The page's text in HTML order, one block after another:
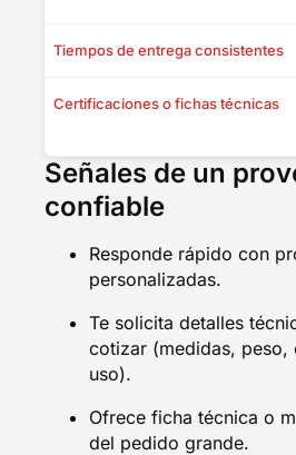
Tiempos de entrega consistentes
Certificaciones o fichas técnicas
Señales de un
confiable
Responde rápido con
personalizadas.
Te solicita detalles
cotizar (medidas, peso,
uso).
Ofrece ficha técnica o
del pedido grande.